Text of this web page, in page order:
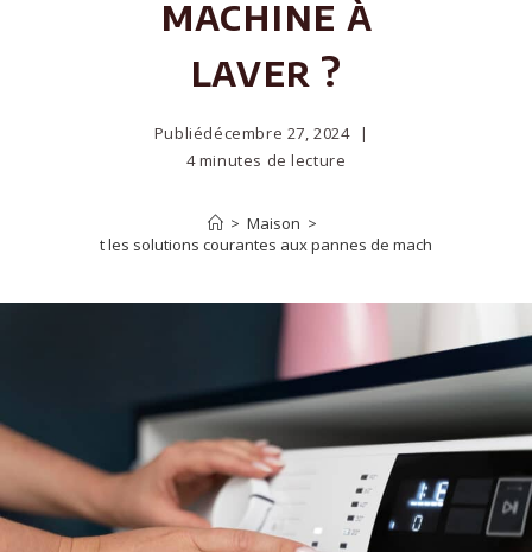
machine à
laver ?
Publiédécembre 27, 2024
4 minutes de lecture
> Maison >
Quelles sont les solutions courantes aux pannes de machine à laver ?